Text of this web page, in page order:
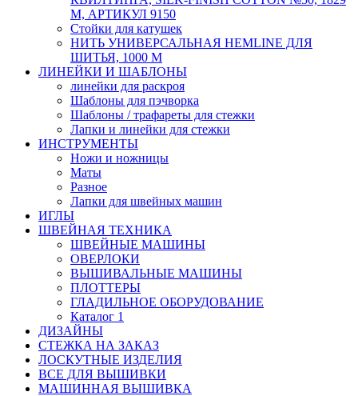
М, АРТИКУЛ 9150
Стойки для катушек
НИТЬ УНИВЕРСАЛЬНАЯ HEMLINE ДЛЯ
ШИТЬЯ, 1000 М
ЛИНЕЙКИ И ШАБЛОНЫ
линейки для раскроя
Шаблоны для пэчворка
Шаблоны / трафареты для стежки
Лапки и линейки для стежки
ИНСТРУМЕНТЫ
Ножи и ножницы
Маты
Разное
Лапки для швейных машин
ИГЛЫ
ШВЕЙНАЯ ТЕХНИКА
ШВЕЙНЫЕ МАШИНЫ
ОВЕРЛОКИ
ВЫШИВАЛЬНЫЕ МАШИНЫ
ПЛОТТЕРЫ
ГЛАДИЛЬНОЕ ОБОРУДОВАНИЕ
Каталог 1
ДИЗАЙНЫ
СТЕЖКА НА ЗАКАЗ
ЛОСКУТНЫЕ ИЗДЕЛИЯ
ВСЕ ДЛЯ ВЫШИВКИ
МАШИННАЯ ВЫШИВКА